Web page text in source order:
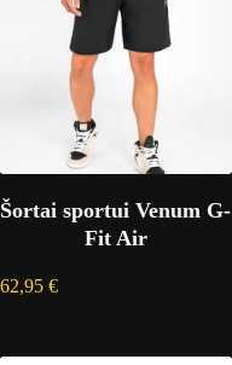
Šortai sportui Venum G-
Fit Air
62,95 €